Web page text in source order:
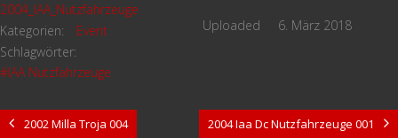
2004_IAA_Nutzfahrzeuge
Kategorien:
Event
Schlagwörter:
#IAA Nutzfahrzeuge
Uploaded 6. März 2018
2002 Milla Troja 004 2004 Iaa Dc Nutzfahrzeuge 001